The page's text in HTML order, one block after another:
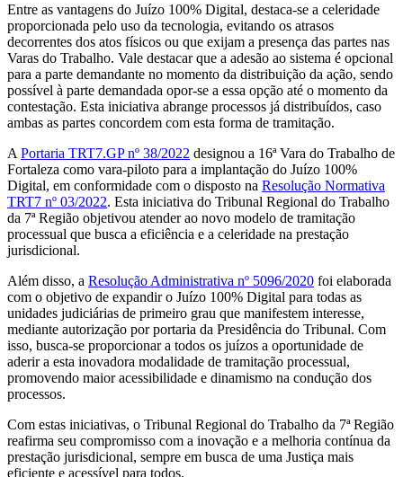
Entre as vantagens do Juízo 100% Digital, destaca-se a celeridade
proporcionada pelo uso da tecnologia, evitando os atrasos
decorrentes dos atos físicos ou que exijam a presença das partes nas
Varas do Trabalho. Vale destacar que a adesão ao sistema é opcional
para a parte demandante no momento da distribuição da ação, sendo
possível à parte demandada opor-se a essa opção até o momento da
contestação. Esta iniciativa abrange processos já distribuídos, caso
ambas as partes concordem com esta forma de tramitação.
A Portaria TRT7.GP nº 38/2022 designou a 16ª Vara do Trabalho de
Fortaleza como vara-piloto para a implantação do Juízo 100%
Digital, em conformidade com o disposto na Resolução Normativa
TRT7 nº 03/2022. Esta iniciativa do Tribunal Regional do Trabalho
da 7ª Região objetivou atender ao novo modelo de tramitação
processual que busca a eficiência e a celeridade na prestação
jurisdicional.
Além disso, a Resolução Administrativa nº 5096/2020 foi elaborada
com o objetivo de expandir o Juízo 100% Digital para todas as
unidades judiciárias de primeiro grau que manifestem interesse,
mediante autorização por portaria da Presidência do Tribunal. Com
isso, busca-se proporcionar a todos os juízos a oportunidade de
aderir a esta inovadora modalidade de tramitação processual,
promovendo maior acessibilidade e dinamismo na condução dos
processos.
Com estas iniciativas, o Tribunal Regional do Trabalho da 7ª Região
reafirma seu compromisso com a inovação e a melhoria contínua da
prestação jurisdicional, sempre em busca de uma Justiça mais
eficiente e acessível para todos.